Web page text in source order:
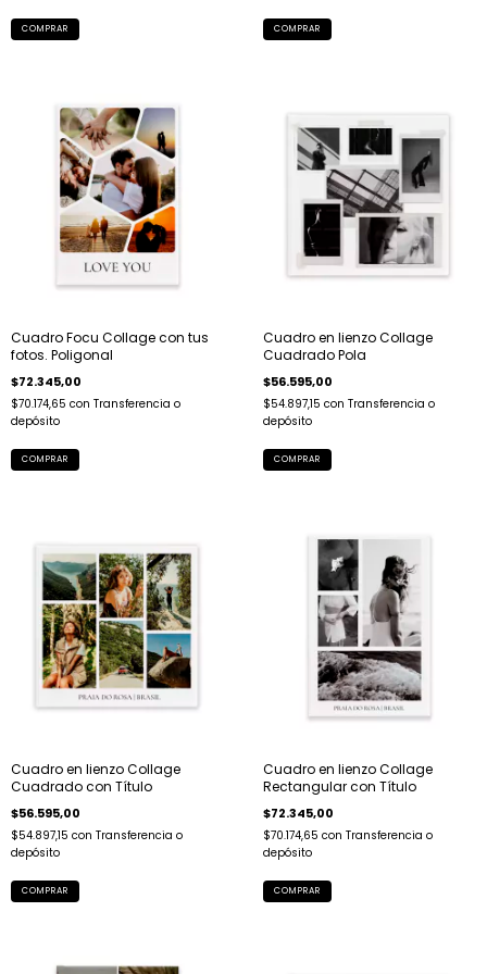
COMPRAR COMPRAR
Cuadro Focu Collage con tus
fotos. Poligonal
$72.345,00
$70.174,65 con Transferencia o
depósito
COMPRAR
Cuadro en lienzo Collage
Cuadrado Pola
$56.595,00
$54.897,15 con Transferencia o
depósito
COMPRAR
Cuadro en lienzo Collage
Cuadrado con Título
$56.595,00
$54.897,15 con Transferencia o
depósito
COMPRAR
Cuadro en lienzo Collage
Rectangular con Título
$72.345,00
$70.174,65 con Transferencia o
depósito
COMPRAR